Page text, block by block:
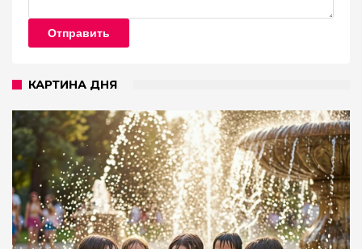
Отправить
КАРТИНА ДНЯ